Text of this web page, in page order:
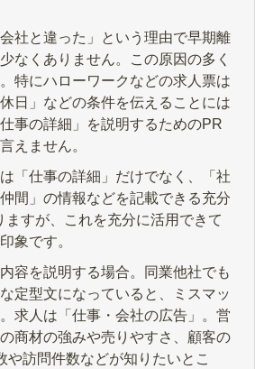
社と違った」という理由で早期離
なくありません。この原因の多く
特にハローワークなどの求人票は
日」などの条件を伝えることには
事の詳細」を説明するためのPR
えません。
「仕事の詳細」だけでなく、「社
間」の情報などを記載できる充分
ますが、これを充分に活用できて
象です。
容を説明する場合。同業他社でも
定型文になっていると、ミスマッ
求人は「仕事・会社の広告」。営
商材の強みや売りやすさ、顧客の
や訪問件数などが知りたいとこ